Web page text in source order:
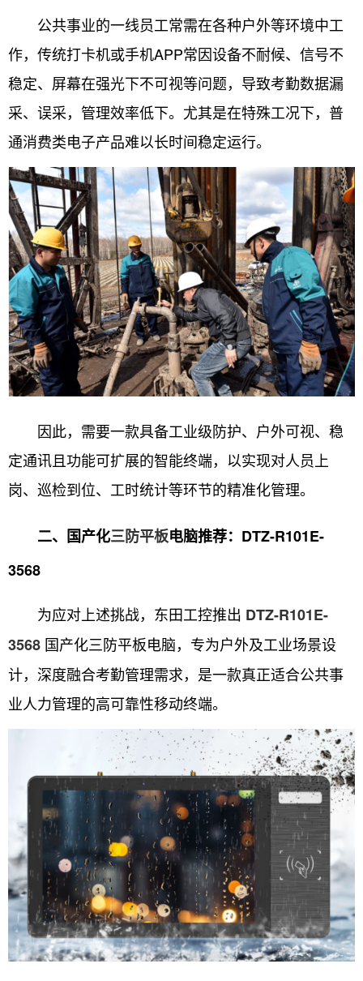
公共事业的一线员工常需在各种户外等环境中工
作，传统打卡机或手机APP常因设备不耐候、信号不
稳定、屏幕在强光下不可视等问题，导致考勤数据漏
采、误采，管理效率低下。尤其是在特殊工况下，普
通消费类电子产品难以长时间稳定运行。
因此，需要一款具备工业级防护、户外可视、稳
定通讯且功能可扩展的智能终端，以实现对人员上
岗、巡检到位、工时统计等环节的精准化管理。
二、国产化三防平板电脑推荐：DTZ-R101E-
3568
为应对上述挑战，东田工控推出 DTZ-R101E-
3568 国产化三防平板电脑，专为户外及工业场景设
计，深度融合考勤管理需求，是一款真正适合公共事
业人力管理的高可靠性移动终端。